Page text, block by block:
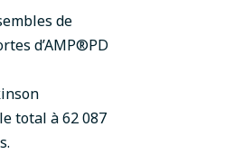
de
d’AMP®PD
total à 62 087